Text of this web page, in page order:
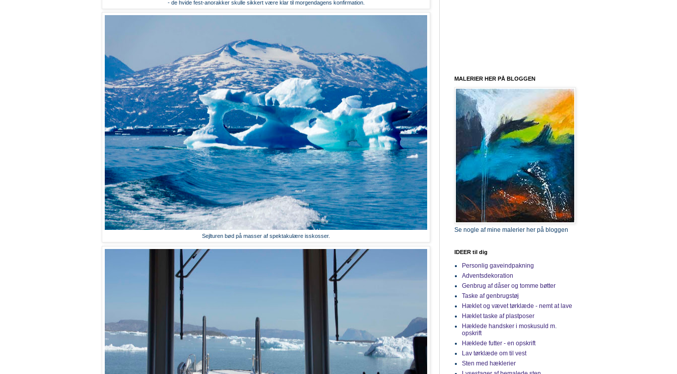
- de hvide fest-anorakker skulle sikkert være klar til morgendagens konfirmation.
Sejlturen bød på masser af spektakulære isskosser.
MALERIER HER PÅ BLOGGEN
Se nogle af mine malerier her på bloggen
IDEER til dig
Personlig gaveindpakning
Adventsdekoration
Genbrug af dåser og tomme bøtter
Taske af genbrugstøj
Hæklet og vævet tørklæde - nemt at lave
Hæklet taske af plastposer
Hæklede handsker i moskusuld m.
opskrift
Hæklede futter - en opskrift
Lav tørklæde om til vest
Sten med hæklerier